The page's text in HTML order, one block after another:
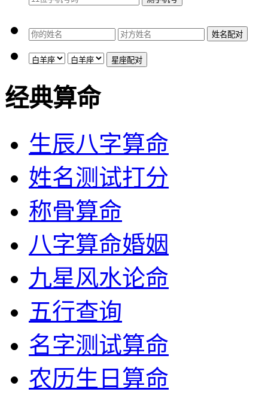
经典算命
生辰八字算命
姓名测试打分
称骨算命
八字算命婚姻
九星风水论命
五行查询
名字测试算命
农历生日算命